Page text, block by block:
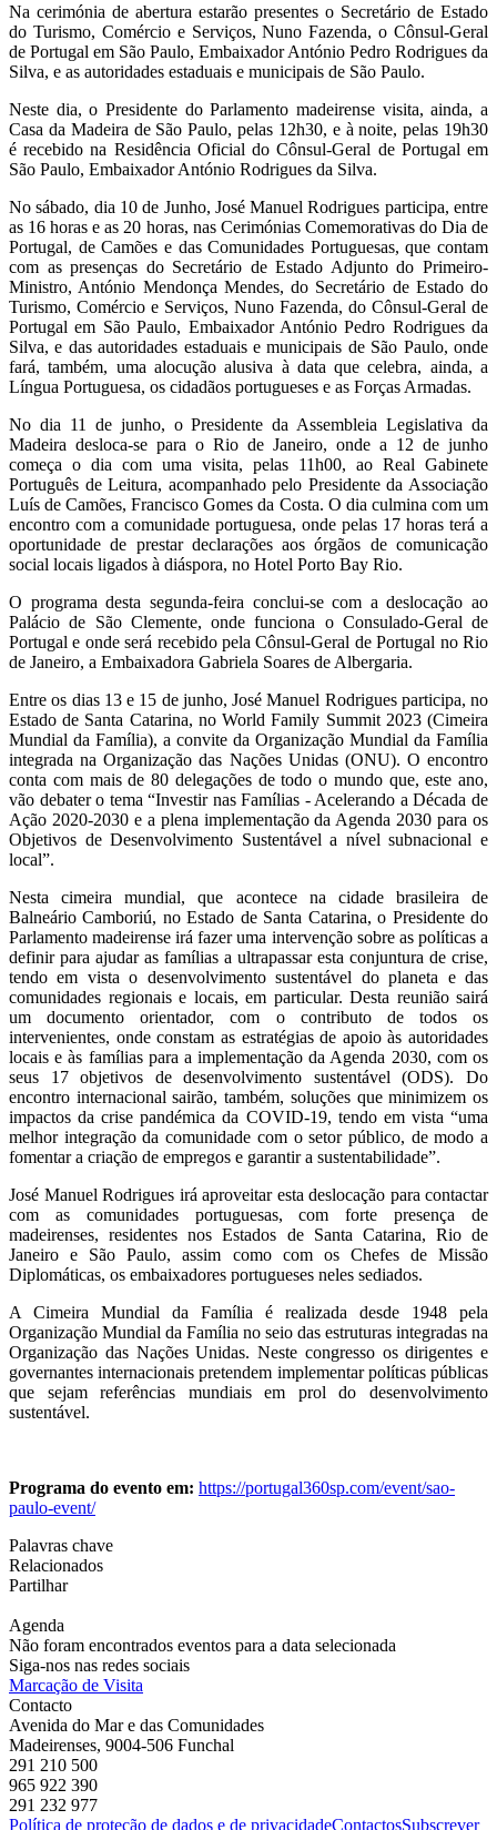
Na cerimónia de abertura estarão presentes o Secretário de Estado
do Turismo, Comércio e Serviços, Nuno Fazenda, o Cônsul-Geral
de Portugal em São Paulo, Embaixador António Pedro Rodrigues da
Silva, e as autoridades estaduais e municipais de São Paulo.
Neste dia, o Presidente do Parlamento madeirense visita, ainda, a
Casa da Madeira de São Paulo, pelas 12h30, e à noite, pelas 19h30
é recebido na Residência Oficial do Cônsul-Geral de Portugal em
São Paulo, Embaixador António Rodrigues da Silva.
No sábado, dia 10 de Junho, José Manuel Rodrigues participa, entre
as 16 horas e as 20 horas, nas Cerimónias Comemorativas do Dia de
Portugal, de Camões e das Comunidades Portuguesas, que contam
com as presenças do Secretário de Estado Adjunto do Primeiro-
Ministro, António Mendonça Mendes, do Secretário de Estado do
Turismo, Comércio e Serviços, Nuno Fazenda, do Cônsul-Geral de
Portugal em São Paulo, Embaixador António Pedro Rodrigues da
Silva, e das autoridades estaduais e municipais de São Paulo, onde
fará, também, uma alocução alusiva à data que celebra, ainda, a
Língua Portuguesa, os cidadãos portugueses e as Forças Armadas.
No dia 11 de junho, o Presidente da Assembleia Legislativa da
Madeira desloca-se para o Rio de Janeiro, onde a 12 de junho
começa o dia com uma visita, pelas 11h00, ao Real Gabinete
Português de Leitura, acompanhado pelo Presidente da Associação
Luís de Camões, Francisco Gomes da Costa. O dia culmina com um
encontro com a comunidade portuguesa, onde pelas 17 horas terá a
oportunidade de prestar declarações aos órgãos de comunicação
social locais ligados à diáspora, no Hotel Porto Bay Rio.
O programa desta segunda-feira conclui-se com a deslocação ao
Palácio de São Clemente, onde funciona o Consulado-Geral de
Portugal e onde será recebido pela Cônsul-Geral de Portugal no Rio
de Janeiro, a Embaixadora Gabriela Soares de Albergaria.
Entre os dias 13 e 15 de junho, José Manuel Rodrigues participa, no
Estado de Santa Catarina, no World Family Summit 2023 (Cimeira
Mundial da Família), a convite da Organização Mundial da Família
integrada na Organização das Nações Unidas (ONU). O encontro
conta com mais de 80 delegações de todo o mundo que, este ano,
vão debater o tema “Investir nas Famílias - Acelerando a Década de
Ação 2020-2030 e a plena implementação da Agenda 2030 para os
Objetivos de Desenvolvimento Sustentável a nível subnacional e
local”.
Nesta cimeira mundial, que acontece na cidade brasileira de
Balneário Camboriú, no Estado de Santa Catarina, o Presidente do
Parlamento madeirense irá fazer uma intervenção sobre as políticas a
definir para ajudar as famílias a ultrapassar esta conjuntura de crise,
tendo em vista o desenvolvimento sustentável do planeta e das
comunidades regionais e locais, em particular. Desta reunião sairá
um documento orientador, com o contributo de todos os
intervenientes, onde constam as estratégias de apoio às autoridades
locais e às famílias para a implementação da Agenda 2030, com os
seus 17 objetivos de desenvolvimento sustentável (ODS). Do
encontro internacional sairão, também, soluções que minimizem os
impactos da crise pandémica da COVID-19, tendo em vista “uma
melhor integração da comunidade com o setor público, de modo a
fomentar a criação de empregos e garantir a sustentabilidade”.
José Manuel Rodrigues irá aproveitar esta deslocação para contactar
com as comunidades portuguesas, com forte presença de
madeirenses, residentes nos Estados de Santa Catarina, Rio de
Janeiro e São Paulo, assim como com os Chefes de Missão
Diplomáticas, os embaixadores portugueses neles sediados.
A Cimeira Mundial da Família é realizada desde 1948 pela
Organização Mundial da Família no seio das estruturas integradas na
Organização das Nações Unidas. Neste congresso os dirigentes e
governantes internacionais pretendem implementar políticas públicas
que sejam referências mundiais em prol do desenvolvimento
sustentável.
Programa do evento em: https://portugal360sp.com/event/sao-
paulo-event/
Palavras chave
Relacionados
Partilhar
Agenda
Não foram encontrados eventos para a data selecionada
Siga-nos nas redes sociais
Marcação de Visita
Contacto
Avenida do Mar e das Comunidades
Madeirenses, 9004-506 Funchal
291 210 500
965 922 390
291 232 977
Política de proteção de dados e de privacidadeContactosSubscrever